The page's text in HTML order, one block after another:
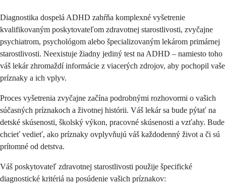
Diagnostika dospelá ADHD zahŕňa komplexné vyšetrenie
kvalifikovaným poskytovateľom zdravotnej starostlivosti, zvyčajne
psychiatrom, psychológom alebo špecializovaným lekárom primárnej
starostlivosti. Neexistuje žiadny jediný test na ADHD – namiesto toho
váš lekár zhromaždí informácie z viacerých zdrojov, aby pochopil vaše
príznaky a ich vplyv.
Proces vyšetrenia zvyčajne začína podrobnými rozhovormi o vašich
súčasných príznakoch a životnej histórii. Váš lekár sa bude pýtať na
detské skúsenosti, školský výkon, pracovné skúsenosti a vzťahy. Bude
chcieť vedieť, ako príznaky ovplyvňujú váš každodenný život a či sú
prítomné od detstva.
Váš poskytovateľ zdravotnej starostlivosti použije špecifické
diagnostické kritériá na posúdenie vašich príznakov: